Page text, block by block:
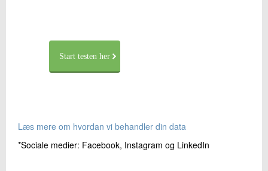
Læs mere om hvordan vi behandler din data
*Sociale medier: Facebook, Instagram og LinkedIn